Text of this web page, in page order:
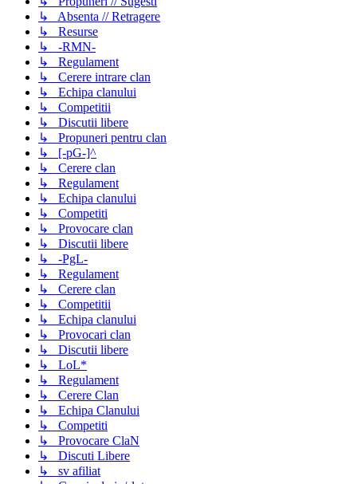
↳ Absenta // Retragere
↳ Resurse
↳ -RMN-
↳ Regulament
↳ Cerere intrare clan
↳ Echipa clanului
↳ Competitii
↳ Discutii libere
↳ Propuneri pentru clan
↳ [-pG-]^
↳ Cerere clan
↳ Regulament
↳ Echipa clanului
↳ Competiti
↳ Provocare clan
↳ Discutii libere
↳ -PgL-
↳ Regulament
↳ Cerere clan
↳ Competitii
↳ Echipa clanului
↳ Provocari clan
↳ Discutii libere
↳ LoL*
↳ Regulament
↳ Cerere Clan
↳ Echipa Clanului
↳ Competiti
↳ Provocare ClaN
↳ Discuti Libere
↳ sv afiliat